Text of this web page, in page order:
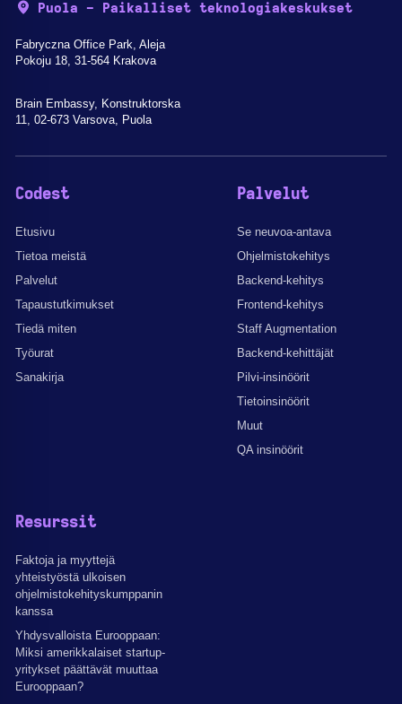
Puola - Paikalliset teknologiakeskukset
Fabryczna Office Park, Aleja
Pokoju 18, 31-564 Krakova
Brain Embassy, Konstruktorska
11, 02-673 Varsova, Puola
Codest
Etusivu
Tietoa meistä
Palvelut
Tapaustutkimukset
Tiedä miten
Työurat
Sanakirja
Palvelut
Se neuvoa-antava
Ohjelmistokehitys
Backend-kehitys
Frontend-kehitys
Staff Augmentation
Backend-kehittäjät
Pilvi-insinöörit
Tietoinsinöörit
Muut
QA insinöörit
Resurssit
Faktoja ja myyttejä
yhteistyöstä ulkoisen
ohjelmistokehityskumppanin
kanssa
Yhdysvalloista Eurooppaan:
Miksi amerikkalaiset startup-
yritykset päättävät muuttaa
Eurooppaan?